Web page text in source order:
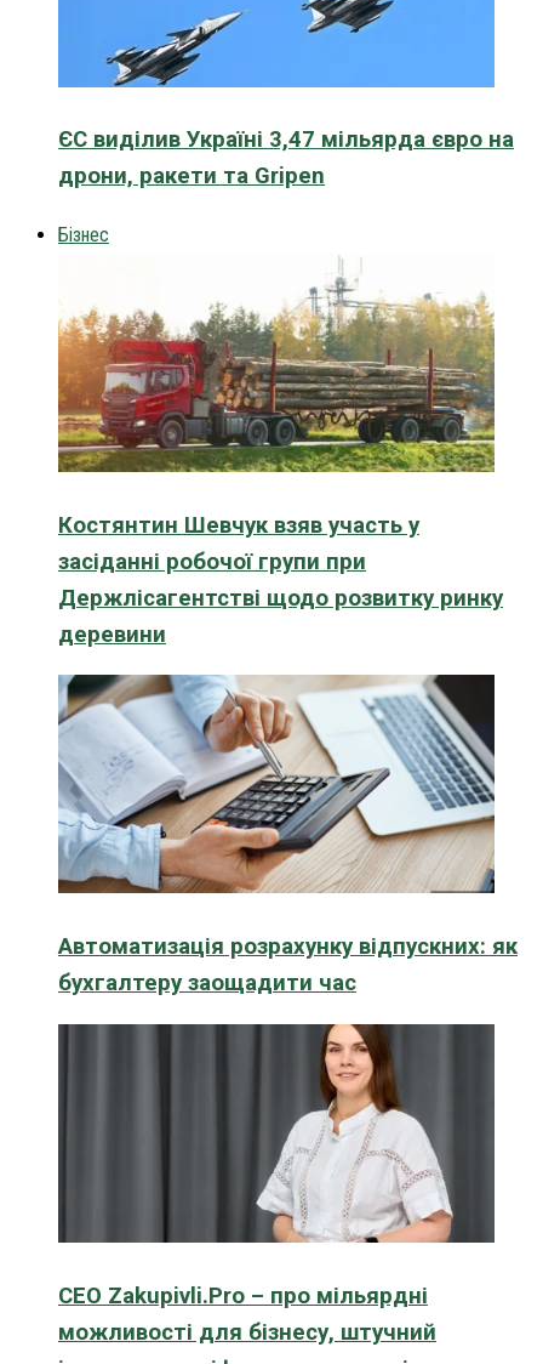
ЄС виділив Україні 3,47 мільярда євро на
дрони, ракети та Gripen
Бізнес
Костянтин Шевчук взяв участь у
засіданні робочої групи при
Держлісагентстві щодо розвитку ринку
деревини
Автоматизація розрахунку відпускних: як
бухгалтеру заощадити час
CEO Zakupivli.Pro – про мільярдні
можливості для бізнесу, штучний